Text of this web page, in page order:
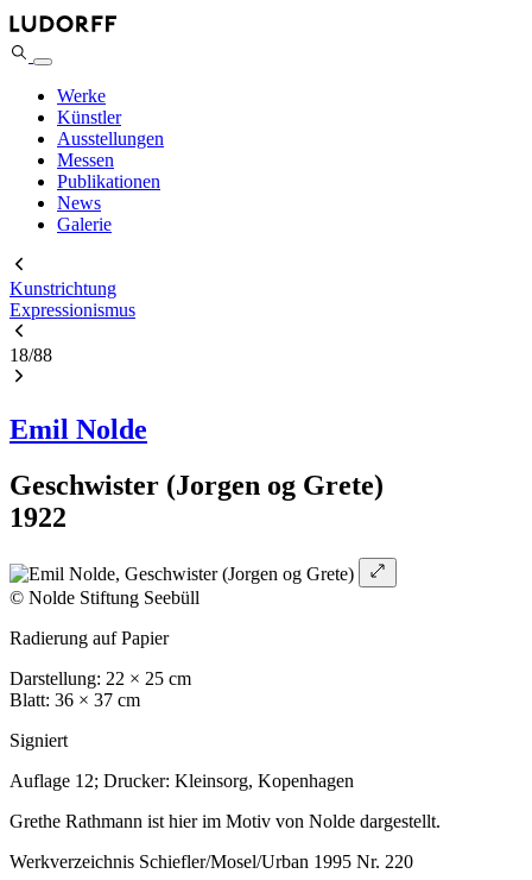
Werke
Künstler
Ausstellungen
Messen
Publikationen
News
Galerie
Kunstrichtung
Expressionismus
18/88
Emil Nolde
Geschwister (Jorgen og Grete)
1922
© Nolde Stiftung Seebüll
Radierung auf Papier
Darstellung: 22 × 25 cm
Blatt: 36 × 37 cm
Signiert
Auflage 12; Drucker: Kleinsorg, Kopenhagen
Grethe Rathmann ist hier im Motiv von Nolde dargestellt.
Werkverzeichnis Schiefler/Mosel/Urban 1995 Nr. 220